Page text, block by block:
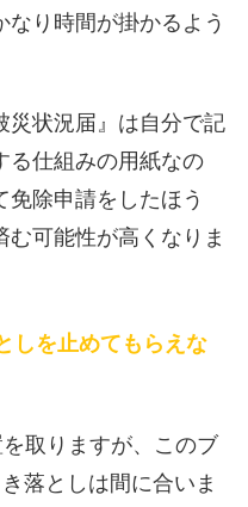
なり時間が掛かるよう
災状況届』は自分で記
る仕組みの用紙なの
除申請をしたほう
可能性が高くなりま
を止めてもらえな
取りますが、このブ
落としは間に合いま